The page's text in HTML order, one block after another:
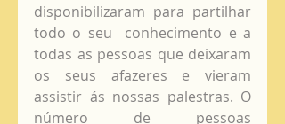
disponibilizaram para partilhar
todo o seu  conhecimento e a
todas as pessoas que deixaram
os seus afazeres e vieram
assistir ás nossas palestras. O
número de pessoas